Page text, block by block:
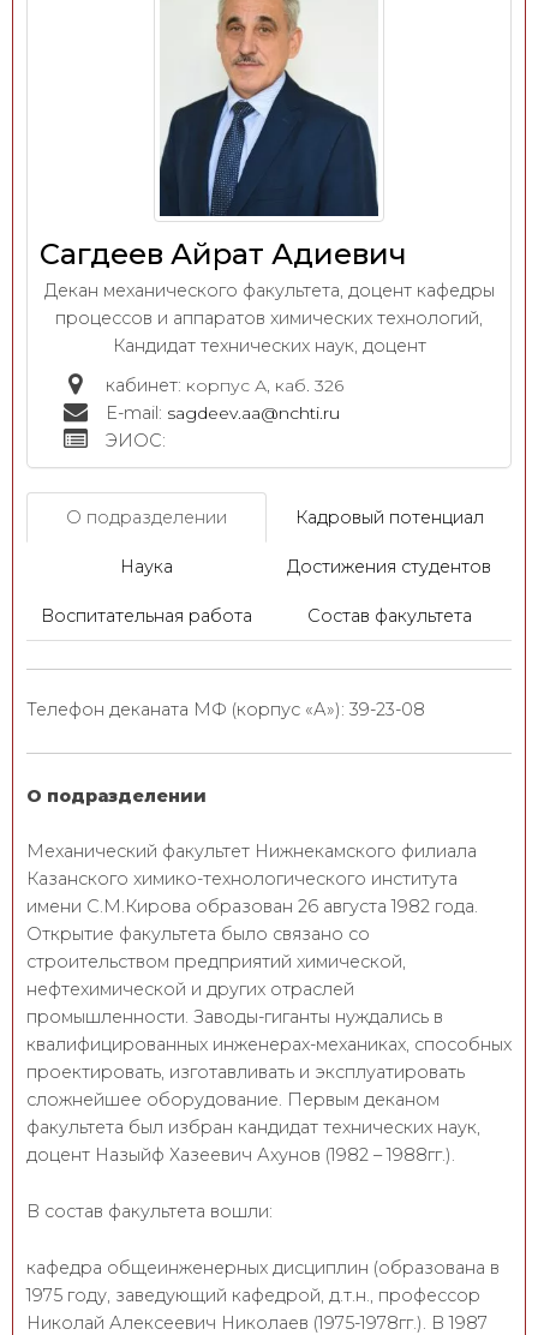
Сагдеев Айрат Адиевич
Декан механического факультета, доцент кафедры
процессов и аппаратов химических технологий,
Кандидат технических наук, доцент
кабинет: корпус А, каб. 326
E-mail: sagdeev.aa@nchti.ru
ЭИОС:
О подразделении Кадровый потенциал
Наука Достижения студентов
Воспитательная работа Состав факультета
Телефон деканата МФ (корпус «А»): 39-23-08
О подразделении
Механический факультет Нижнекамского филиала
Казанского химико-технологического института
имени С.М.Кирова образован 26 августа 1982 года.
Открытие факультета было связано со
строительством предприятий химической,
нефтехимической и других отраслей
промышленности. Заводы-гиганты нуждались в
квалифицированных инженерах-механиках, способных
проектировать, изготавливать и эксплуатировать
сложнейшее оборудование. Первым деканом
факультета был избран кандидат технических наук,
доцент Назыйф Хазеевич Ахунов (1982 – 1988гг.).
В состав факультета вошли:
кафедра общеинженерных дисциплин (образована в
1975 году, заведующий кафедрой, д.т.н., профессор
Николай Алексеевич Николаев (1975-1978гг.). В 1987